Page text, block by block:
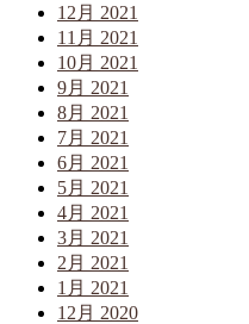
12月 2021
11月 2021
10月 2021
9月 2021
8月 2021
7月 2021
6月 2021
5月 2021
4月 2021
3月 2021
2月 2021
1月 2021
12月 2020